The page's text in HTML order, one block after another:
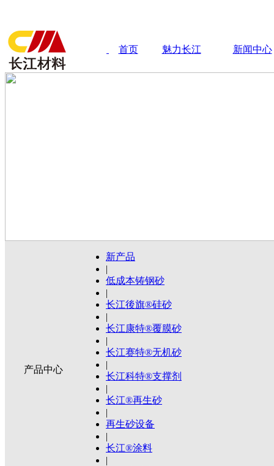
首页 魅力长江 新闻中心
产品中心
新产品
|
低成本铸钢砂
|
长江後旗®硅砂
|
长江康特®覆膜砂
|
长江赛特®无机砂
|
长江科特®支撑剂
|
长江®再生砂
|
再生砂设备
|
长江®涂料
|